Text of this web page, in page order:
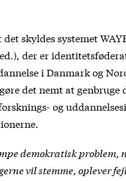
skyldes systemet
der er
i Danmark og
det nemt at genbruge
og
demokratisk problem,
vil stemme, oplever